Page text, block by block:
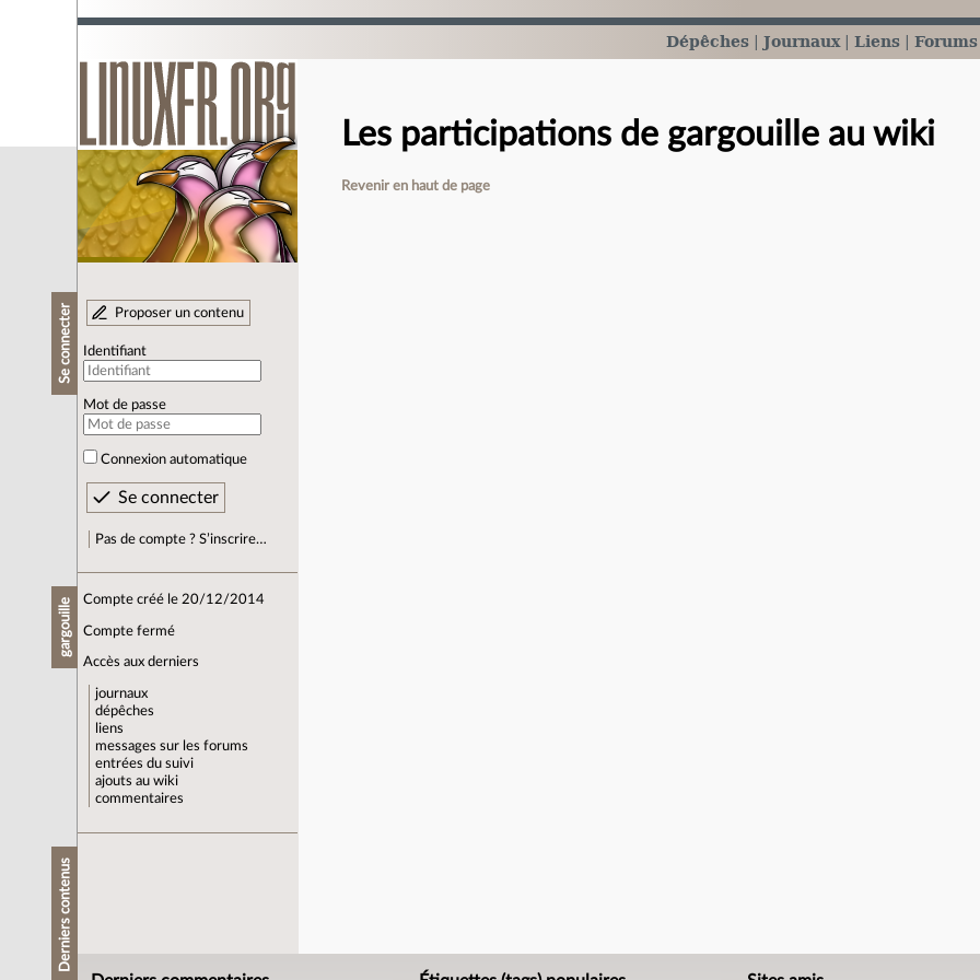
Dépêches Journaux Liens Forums
Se connecter Proposer un contenu
Identifiant
Mot de passe
Connexion automatique
Pas de compte ? S’inscrire…
gargouille Compte créé le 20/12/2014
Compte fermé
Accès aux derniers
journaux
dépêches
liens
messages sur les forums
entrées du suivi
ajouts au wiki
commentaires
Derniers contenus
Les participations de gargouille au wiki
Revenir en haut de page